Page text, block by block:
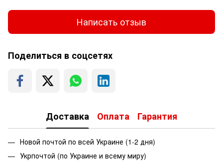
Написать отзыв
Поделиться в соцсетях
Доставка Оплата Гарантия
Новой почтой по всей Украине (1-2 дня)
Укрпочтой (по Украине и всему миру)